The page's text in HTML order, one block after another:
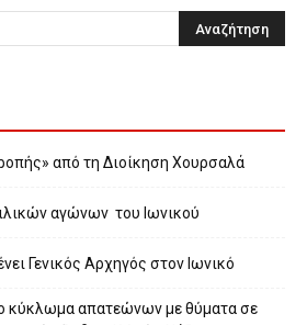
από τη Διοίκηση Χουρσαλά
αγώνων του Ιωνικού
Γενικός Αρχηγός στον Ιωνικό
κύκλωμα απατεώνων με θύματα σε